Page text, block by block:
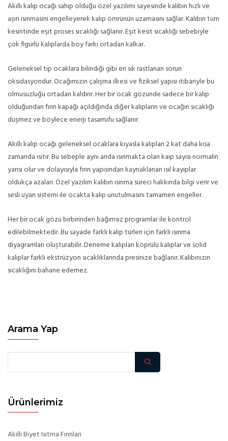
Akıllı kalıp ocağı sahip olduğu özel yazılımı sayesinde kalıbın hızlı ve
aşırı ısınmasını engelleyerek kalıp ömrünün uzamasını sağlar. Kalıbın tüm
kesintinde eşit proses sıcaklığı sağlanır. Eşit kesit sıcaklığı sebebiyle
çok figürlü kalıplarda boy farkı ortadan kalkar.
Geleneksel tip ocaklara bilindiği gibi en sık rastlanan sorun
oksidasyondur. Ocağımızın çalışma ilkesi ve fiziksel yapısı itibariyle bu
olmusuzluğu ortadan kaldırır. Her bir ocak gözünde sadece bir kalıp
olduğundan fırın kapağı açıldığında diğer kalıpların ve ocağın sıcaklığı
düşmez ve böylece enerji tasarrufu sağlanır.
Akıllı kalıp ocağı geleneksel ocaklara kıyasla kalıpları 2 kat daha kısa
zamanda ısıtır. Bu sebeple aynı anda ısınmakta olan kaıp sayısı normalin
yarısı olur ve dolayısıyla fırın yapısından kaynaklanan ısıl kayıplar
oldukça azaları. Özel yazılım kalıbın ısınma süreci hakkında bilgi verir ve
sesli uyarı sistemi ile ocakta kalıp unutulmasını tamamen engeller.
Her bir ocak gözü birbirinden bağımsız programlar ile kontrol
edilebilmektedir. Bu sayade farklı kalıp türleri için farklı ısınma
diyagramları oluşturabilir. Deneme kalıpları köprülü kalıplar ve solid
kalıplar farklı ekstrüzyon sıcaklıklarında presinize bağlanır. Kalıbınızın
sıcaklığını bahane edemez.
Arama Yap
Ürünlerimiz
Akıllı Biyet Isıtma Fırınları